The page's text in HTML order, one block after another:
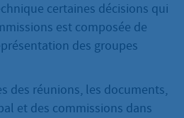
certaines décisions qui
est composée de
des groupes
des réunions, les documents,
et des commissions dans